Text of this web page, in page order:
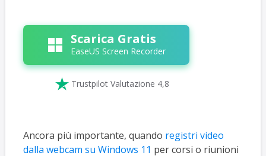
Scarica Gratis
EaseUS Screen Recorder
 Trustpilot Valutazione 4,8
Ancora più importante, quando registri video
dalla webcam su Windows 11 per corsi o riunioni